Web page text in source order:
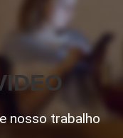
nosso trabalho